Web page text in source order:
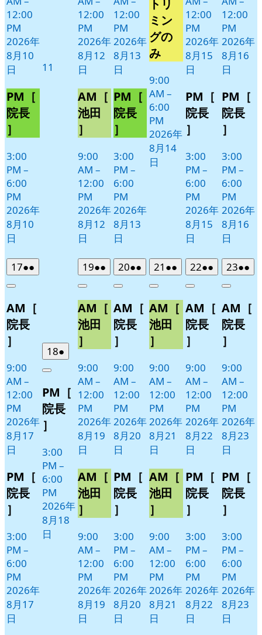
12:00
PM
2026年
8月10
日
PM［
院長
］
3:00
PM –
6:00
PM
2026年
8月10
日
11
12:00
PM
2026年
8月12
日
AM［
池田
］
9:00
AM –
12:00
PM
2026年
8月12
日
12:00
PM
2026年
8月13
日
PM［
院長
］
3:00
PM –
6:00
PM
2026年
8月13
日
月
14
日
ベ
ン
ト)
トリ
ミン
グの
み
9:00
AM –
6:00
PM
2026年
8月14
日
12:00
PM
2026年
8月15
日
PM［
院長
］
3:00
PM –
6:00
PM
2026年
8月15
日
12:00
PM
2026年
8月16
日
PM［
院長
］
3:00
PM –
6:00
PM
2026年
8月16
日
172026
年
月
17
日
●●
件
イ
Close
AM［
院長
］
9:00
AM –
12:00
PM
2026年
8月17
日
PM［
院長
］
3:00
PM –
6:00
PM
2026年
8月17
日
182026
年
月
18
日
●
件
イ
ベ
Close
PM［
院長
］
3:00
PM –
6:00
PM
2026年
8月18
日
192026
年
月
19
日
●●
件
イ
ベ
ト)
Close
AM［
池田
］
9:00
AM –
12:00
PM
2026年
8月19
日
AM［
池田
］
9:00
AM –
12:00
PM
2026年
8月19
日
202026
年
月
20
日
●●
件
イ
ベ
ト)
Close
AM［
院長
］
9:00
AM –
12:00
PM
2026年
8月20
日
PM［
院長
］
3:00
PM –
6:00
PM
2026年
8月20
日
21 2026
年
月
21
日
●●
件
イ
ベ
ト)
Close
AM［
池田
］
9:00
AM –
12:00
PM
2026年
8月21
日
AM［
池田
］
9:00
AM –
12:00
PM
2026年
8月21
日
222026
年
月
22
日
●●
件
イ
ベ
ト)
Close
AM［
院長
］
9:00
AM –
12:00
PM
2026年
8月22
日
PM［
院長
］
3:00
PM –
6:00
PM
2026年
8月22
日
232026
年
月
23
日
●●
件
イ
Close
AM［
院長
］
9:00
AM –
12:00
PM
2026年
8月23
日
PM［
院長
］
3:00
PM –
6:00
PM
2026年
8月23
日